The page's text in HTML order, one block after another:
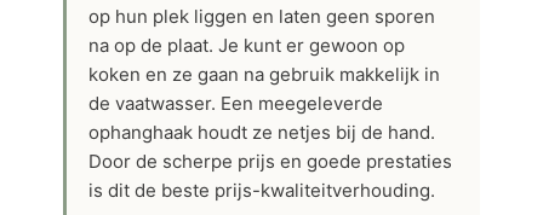
op hun plek liggen en laten geen sporen
na op de plaat. Je kunt er gewoon op
koken en ze gaan na gebruik makkelijk in
de vaatwasser. Een meegeleverde
ophanghaak houdt ze netjes bij de hand.
Door de scherpe prijs en goede prestaties
is dit de beste prijs-kwaliteitverhouding.